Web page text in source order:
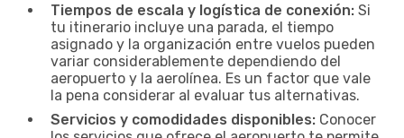
Tiempos de escala y logística de conexión: Si
tu itinerario incluye una parada, el tiempo
asignado y la organización entre vuelos pueden
variar considerablemente dependiendo del
aeropuerto y la aerolínea. Es un factor que vale
la pena considerar al evaluar tus alternativas.
Servicios y comodidades disponibles: Conocer